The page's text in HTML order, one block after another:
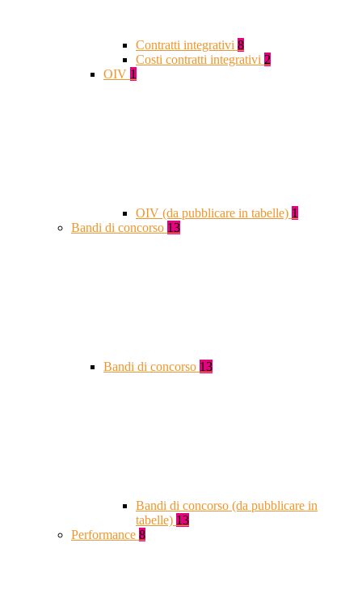
Contratti integrativi 8
Costi contratti integrativi 2
OIV 1
OIV (da pubblicare in tabelle) 1
Bandi di concorso 13
Bandi di concorso 13
Bandi di concorso (da pubblicare in
tabelle) 13
Performance 8